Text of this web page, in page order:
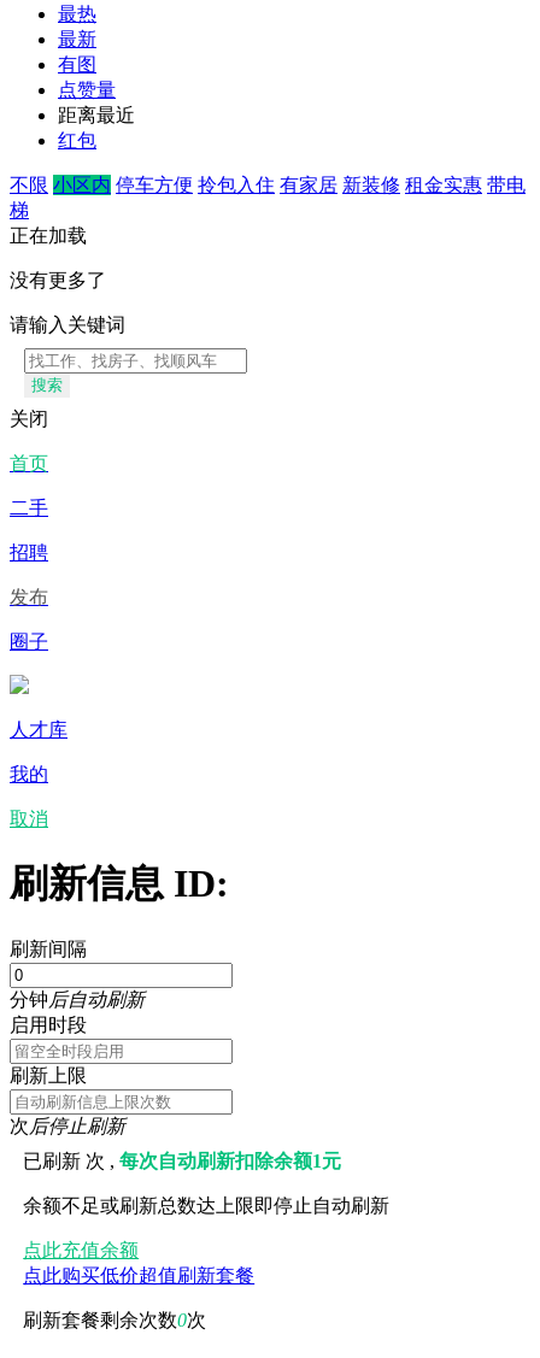
最热
最新
有图
点赞量
距离最近
红包
不限 小区内 停车方便 拎包入住 有家居 新装修 租金实惠 带电
梯
正在加载
没有更多了
请输入关键词
搜索
关闭
首页
二手
招聘
发布
圈子
人才库
我的
取消
刷新信息 ID:
刷新间隔
分钟后自动刷新
启用时段
刷新上限
次后停止刷新
已刷新 次 ,每次自动刷新扣除余额1元
余额不足或刷新总数达上限即停止自动刷新
点此充值余额
点此购买低价超值刷新套餐
刷新套餐剩余次数0次